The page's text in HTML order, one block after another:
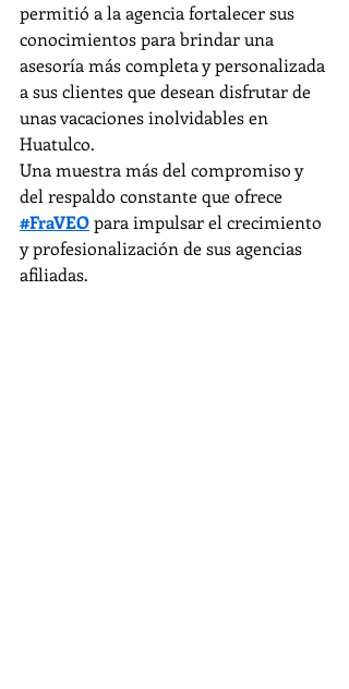
permitió a la agencia fortalecer sus
conocimientos para brindar una
asesoría más completa y personalizada
a sus clientes que desean disfrutar de
unas vacaciones inolvidables en
Huatulco.
Una muestra más del compromiso y
del respaldo constante que ofrece
#FraVEO para impulsar el crecimiento
y profesionalización de sus agencias
afiliadas.